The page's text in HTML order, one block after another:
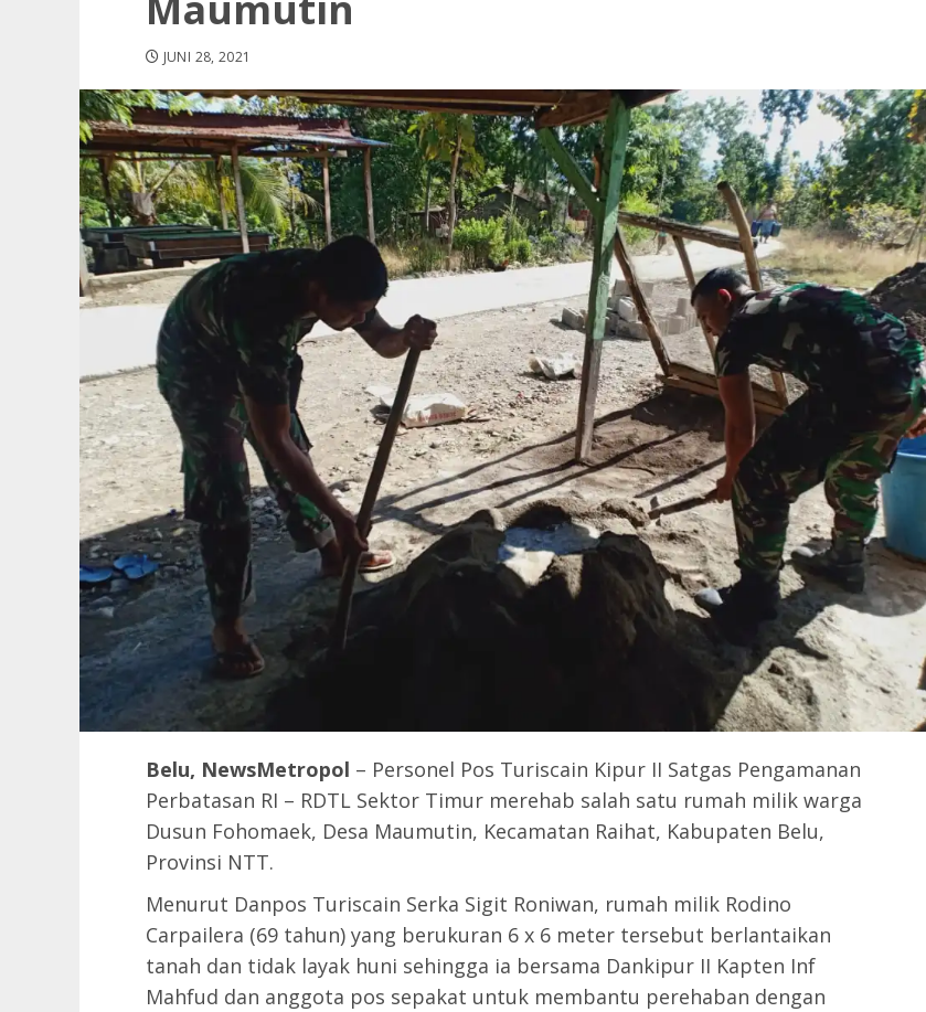
JUNI 28, 2021
Belu, NewsMetropol – Personel Pos Turiscain Kipur II Satgas Pengamanan
Perbatasan RI – RDTL Sektor Timur merehab salah satu rumah milik warga
Dusun Fohomaek, Desa Maumutin, Kecamatan Raihat, Kabupaten Belu,
Provinsi NTT.
Menurut Danpos Turiscain Serka Sigit Roniwan, rumah milik Rodino
Carpailera (69 tahun) yang berukuran 6 x 6 meter tersebut berlantaikan
tanah dan tidak layak huni sehingga ia bersama Dankipur II Kapten Inf
Mahfud dan anggota pos sepakat untuk membantu perehaban dengan